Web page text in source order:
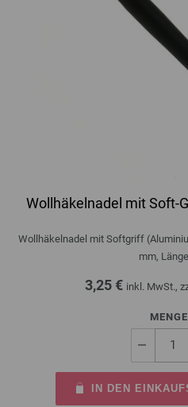
Wollhäkelnadel mit Soft-
Wollhäkelnadel mit Softgriff
mm,
3,25 € inkl. MwSt.,
MENGE
IN DEN